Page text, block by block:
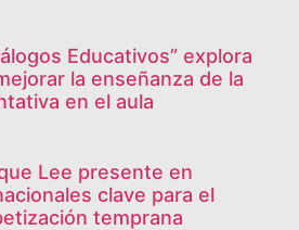
Educativos” explora
la enseñanza de la
en el aula
Lee presente en
clave para el
temprana